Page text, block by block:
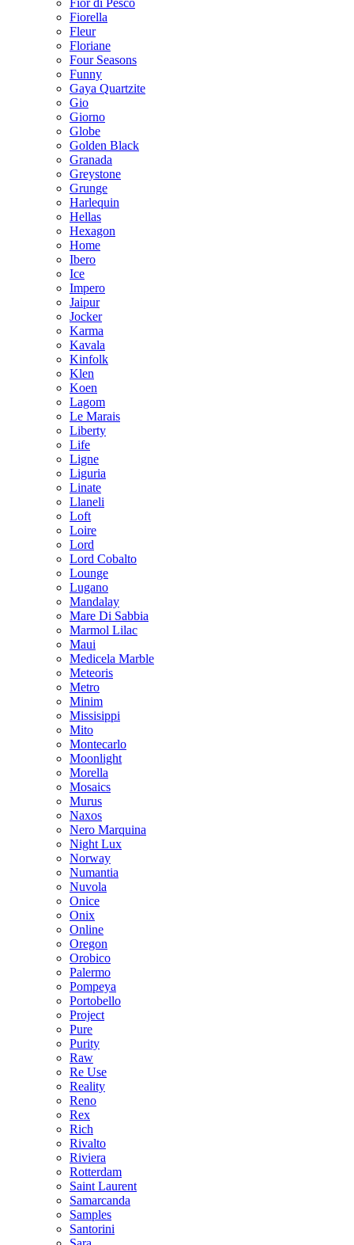
Fior di Pesco
Fiorella
Fleur
Floriane
Four Seasons
Funny
Gaya Quartzite
Gio
Giorno
Globe
Golden Black
Granada
Greystone
Grunge
Harlequin
Hellas
Hexagon
Home
Ibero
Ice
Impero
Jaipur
Jocker
Karma
Kavala
Kinfolk
Klen
Koen
Lagom
Le Marais
Liberty
Life
Ligne
Liguria
Linate
Llaneli
Loft
Loire
Lord
Lord Cobalto
Lounge
Lugano
Mandalay
Mare Di Sabbia
Marmol Lilac
Maui
Medicela Marble
Meteoris
Metro
Minim
Missisippi
Mito
Montecarlo
Moonlight
Morella
Mosaics
Murus
Naxos
Nero Marquina
Night Lux
Norway
Numantia
Nuvola
Onice
Onix
Online
Oregon
Orobico
Palermo
Pompeya
Portobello
Project
Pure
Purity
Raw
Re Use
Reality
Reno
Rex
Rich
Rivalto
Riviera
Rotterdam
Saint Laurent
Samarcanda
Samples
Santorini